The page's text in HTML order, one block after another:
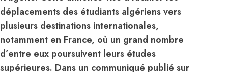
déplacements des étudiants algériens vers
plusieurs destinations internationales,
notamment en France, où un grand nombre
d’entre eux poursuivent leurs études
supérieures. Dans un communiqué publié sur